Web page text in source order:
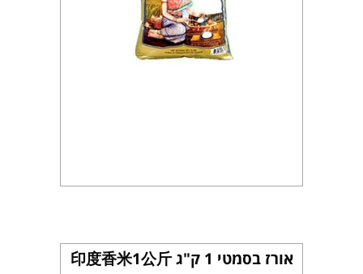
אורז בסמטי 1 ק"ג 印度香米1公斤